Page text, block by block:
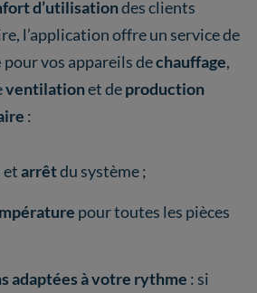
d’utilisationdes clients
l’application offre un service de
pour vos appareils dechauffage,
ventilationet deproduction
:
etarrêtdu système ;
pour toutes les pièces
adaptées à votre rythme : si